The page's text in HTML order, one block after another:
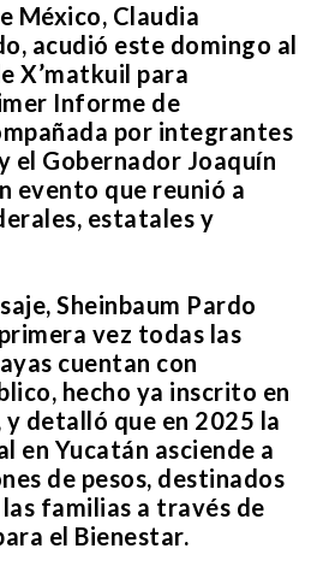
México, Claudia
acudió este domingo al
X’matkuil para
Informe de
por integrantes
el Gobernador Joaquín
evento que reunió a
estatales y
Sheinbaum Pardo
vez todas las
cuentan con
hecho ya inscrito en
detalló que en 2025 la
en Yucatán asciende a
de pesos, destinados
familias a través de
el Bienestar.